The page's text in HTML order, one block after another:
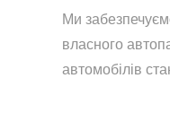
Ми
власного
автомобілів